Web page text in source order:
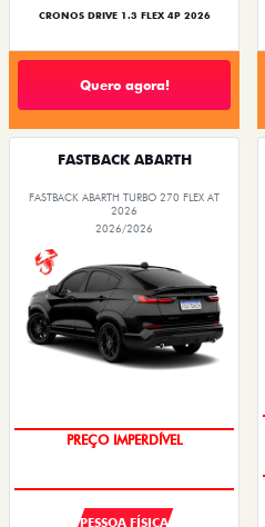
CRONOS DRIVE 1.3 FLEX 4P 2026
Quero agora!
FASTBACK ABARTH
FASTBACK ABARTH TURBO 270 FLEX AT
2026
2026/2026
PREÇO IMPERDÍVEL
PESSOA FÍSICA